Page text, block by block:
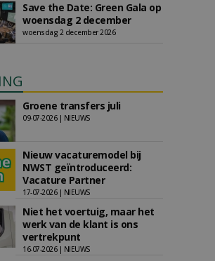
Save the Date: Green Gala op
woensdag 2 december
woensdag 2 december 2026
Groene transfers juli
09-07-2026 | NIEUWS
Nieuw vacaturemodel bij
NWST geïntroduceerd:
Vacature Partner
17-07-2026 | NIEUWS
Niet het voertuig, maar het
werk van de klant is ons
vertrekpunt
16-07-2026 | NIEUWS